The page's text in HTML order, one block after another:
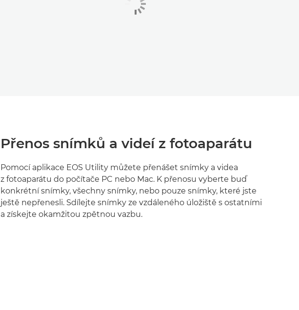
Přenos snímků a videí z fotoaparátu
Pomocí aplikace EOS Utility můžete přenášet snímky a videa
z fotoaparátu do počítače PC nebo Mac. K přenosu vyberte buď
konkrétní snímky, všechny snímky, nebo pouze snímky, které jste
ještě nepřenesli. Sdílejte snímky ze vzdáleného úložiště s ostatními
a získejte okamžitou zpětnou vazbu.